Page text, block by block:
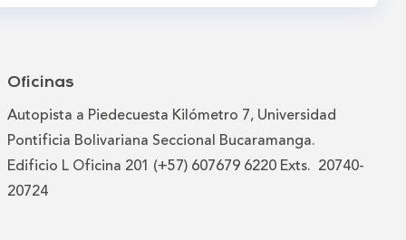
Oficinas
Autopista a Piedecuesta Kilómetro 7, Universidad
Pontificia Bolivariana Seccional Bucaramanga.
Edificio L Oficina 201 (+57) 607679 6220 Exts. 20740-
20724